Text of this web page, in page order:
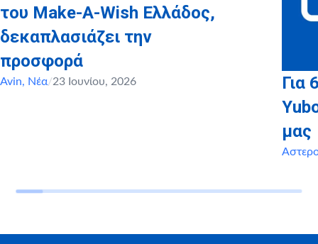
του Make-A-Wish Ελλάδος,
δεκαπλασιάζει την
προσφορά
Avin, Νέα/23 Ιουνίου, 2026
Για
μας